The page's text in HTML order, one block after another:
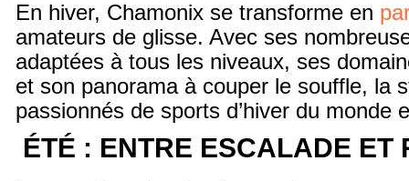
En hiver, Chamonix se transforme en
amateurs de glisse. Avec ses
adaptées à tous les niveaux, ses
et son panorama à couper le souffle, la
passionnés de sports d’hiver du monde
ÉTÉ : ENTRE ESCALADE ET